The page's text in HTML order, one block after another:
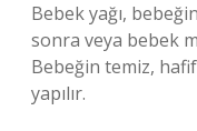
Bebek yağı,
sonra veya bebek
Bebeğin temiz,
yapılır.